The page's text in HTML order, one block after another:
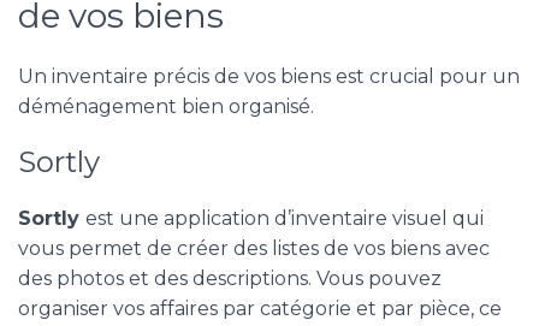
de vos biens
Un inventaire précis de vos biens est crucial pour un
déménagement bien organisé.
Sortly
Sortly est une application d’inventaire visuel qui
vous permet de créer des listes de vos biens avec
des photos et des descriptions. Vous pouvez
organiser vos affaires par catégorie et par pièce, ce